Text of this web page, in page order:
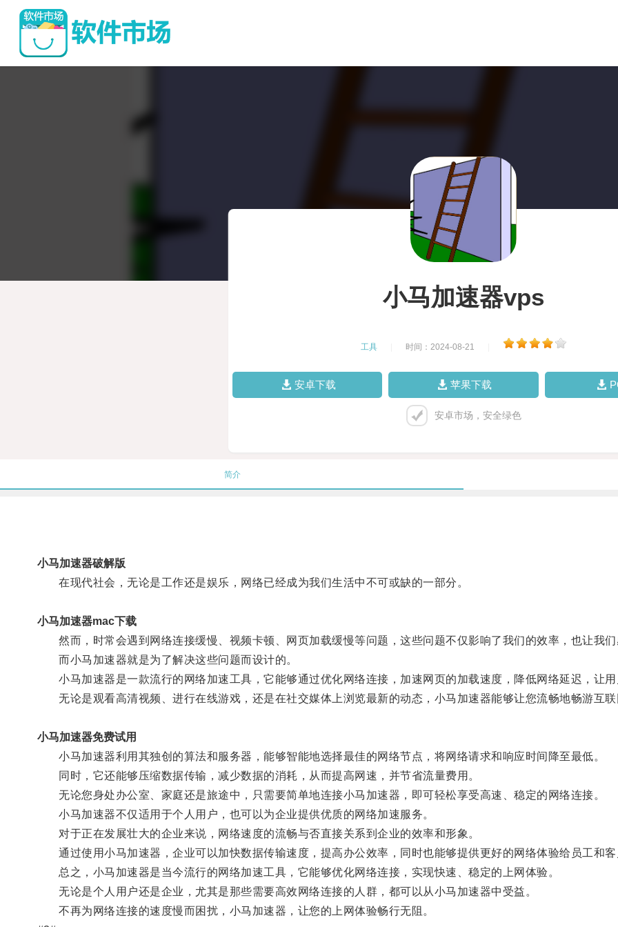
小马加速器vps
工具 时间：2024-08-21
安卓下载 苹果下载
安卓市场，安全绿色
简介
小马加速器破解版
在现代社会，无论是工作还是娱乐，网络已经成为我们生活中不可或缺的一部分。
小马加速器mac下载
然而，时常会遇到网络连接缓慢、视频卡顿、网页加载缓慢等问题，这些问题不仅影响了我们的效率，也让我们
而小马加速器就是为了解决这些问题而设计的。
小马加速器是一款流行的网络加速工具，它能够通过优化网络连接，加速网页的加载速度，降低网络延迟，让用
无论是观看高清视频、进行在线游戏，还是在社交媒体上浏览最新的动态，小马加速器能够让您流畅地畅游互联
小马加速器免费试用
小马加速器利用其独创的算法和服务器，能够智能地选择最佳的网络节点，将网络请求和响应时间降至最低。
同时，它还能够压缩数据传输，减少数据的消耗，从而提高网速，并节省流量费用。
无论您身处办公室、家庭还是旅途中，只需要简单地连接小马加速器，即可轻松享受高速、稳定的网络连接。
小马加速器不仅适用于个人用户，也可以为企业提供优质的网络加速服务。
对于正在发展壮大的企业来说，网络速度的流畅与否直接关系到企业的效率和形象。
通过使用小马加速器，企业可以加快数据传输速度，提高办公效率，同时也能够提供更好的网络体验给员工和客
总之，小马加速器是当今流行的网络加速工具，它能够优化网络连接，实现快速、稳定的上网体验。
无论是个人用户还是企业，尤其是那些需要高效网络连接的人群，都可以从小马加速器中受益。
不再为网络连接的速度慢而困扰，小马加速器，让您的上网体验畅行无阻。